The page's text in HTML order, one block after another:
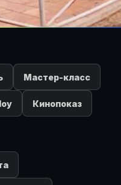
Мастер-класс
Кинопоказ